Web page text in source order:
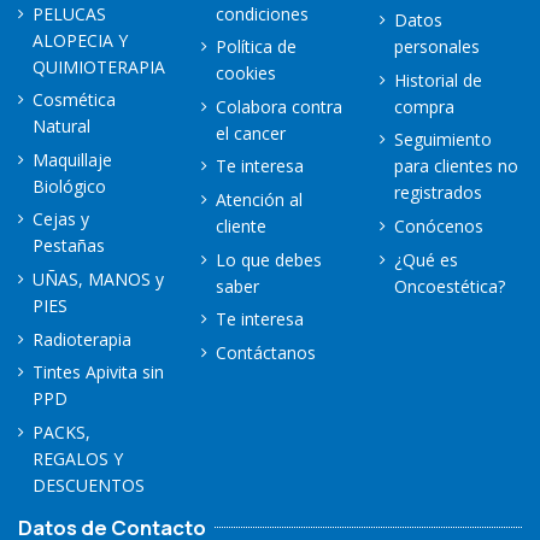
PELUCAS
ALOPECIA Y
QUIMIOTERAPIA
Cosmética
Natural
Maquillaje
Biológico
Cejas y
Pestañas
UÑAS, MANOS y
PIES
Radioterapia
Tintes Apivita sin
PPD
PACKS,
REGALOS Y
DESCUENTOS
condiciones
Política de
cookies
Colabora contra
el cancer
Te interesa
Atención al
cliente
Lo que debes
saber
Te interesa
Contáctanos
Datos
personales
Historial de
compra
Seguimiento
para clientes no
registrados
Conócenos
¿Qué es
Oncoestética?
Datos de Contacto